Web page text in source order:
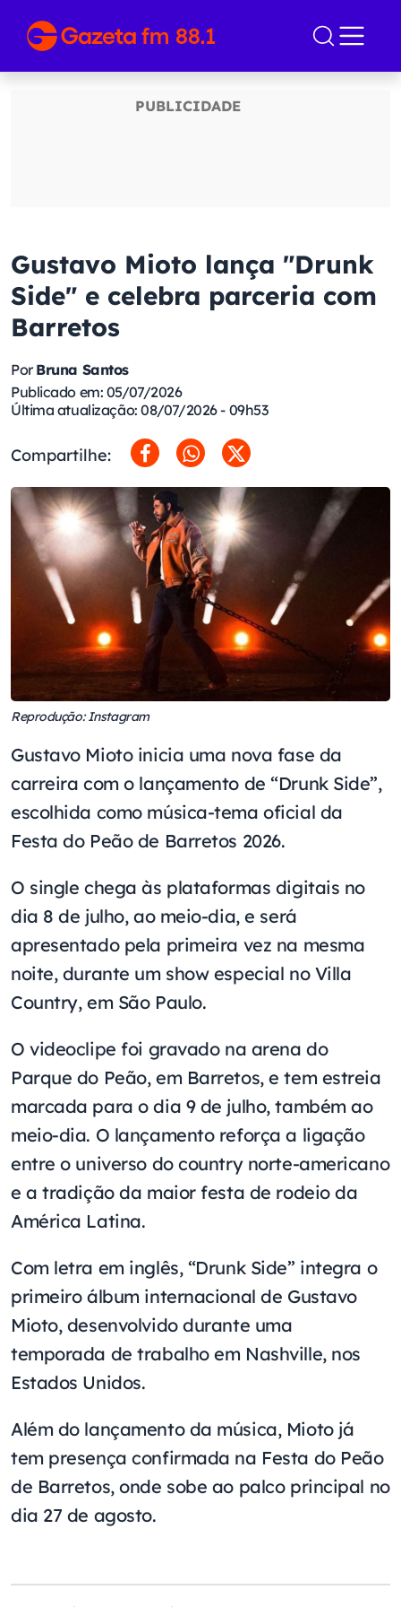
Gustavo Mioto lança "Drunk
Side" e celebra parceria com
Barretos
PorBruna Santos
Publicado em: 05/07/2026
Última atualização: 08/07/2026 - 09h53
Compartilhe:
Reprodução: Instagram
Gustavo Mioto inicia uma nova fase da
carreira com o lançamento de “Drunk Side”,
escolhida como música-tema oficial da
Festa do Peão de Barretos 2026.
O single chega às plataformas digitais no
dia 8 de julho, ao meio-dia, e será
apresentado pela primeira vez na mesma
noite, durante um show especial no Villa
Country, em São Paulo.
O videoclipe foi gravado na arena do
Parque do Peão, em Barretos, e tem estreia
marcada para o dia 9 de julho, também ao
meio-dia. O lançamento reforça a ligação
entre o universo do country norte-americano
e a tradição da maior festa de rodeio da
América Latina.
Com letra em inglês, “Drunk Side” integra o
primeiro álbum internacional de Gustavo
Mioto, desenvolvido durante uma
temporada de trabalho em Nashville, nos
Estados Unidos.
Além do lançamento da música, Mioto já
tem presença confirmada na Festa do Peão
de Barretos, onde sobe ao palco principal no
dia 27 de agosto.